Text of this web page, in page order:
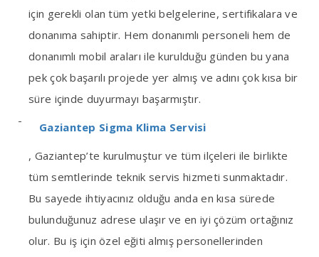
için gerekli olan tüm yetki belgelerine, sertifikalara ve
donanıma sahiptir. Hem donanımlı personeli hem de
donanımlı mobil araları ile kurulduğu günden bu yana
pek çok başarılı projede yer almış ve adını çok kısa bir
süre içinde duyurmayı başarmıştır.
Gaziantep Sigma Klima Servisi
, Gaziantep’te kurulmuştur ve tüm ilçeleri ile birlikte
tüm semtlerinde teknik servis hizmeti sunmaktadır.
Bu sayede ihtiyacınız olduğu anda en kısa sürede
bulunduğunuz adrese ulaşır ve en iyi çözüm ortağınız
olur. Bu iş için özel eğiti almış personellerinden